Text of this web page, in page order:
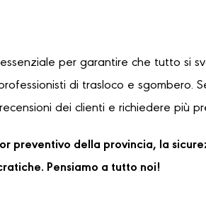
per garantire che tutto si
di trasloco e
dei clienti e richiedere più
preventivo della provincia, la
Pensiamo a tutto noi!